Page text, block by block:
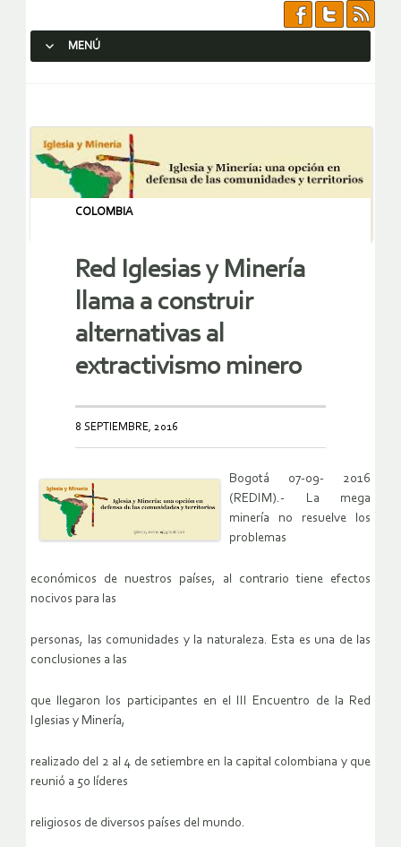
MENÚ
COLOMBIA
Red Iglesias y Minería
llama a construir
alternativas al
extractivismo minero
8 SEPTIEMBRE, 2016
Bogotá 07-09- 2016
(REDIM).- La mega
minería no resuelve los
problemas
económicos de nuestros países, al contrario tiene efectos
nocivos para las
personas, las comunidades y la naturaleza. Esta es una de las
conclusiones a las
que llegaron los participantes en el III Encuentro de la Red
Iglesias y Minería,
realizado del 2 al 4 de setiembre en la capital colombiana y que
reunió a 50 líderes
religiosos de diversos países del mundo.